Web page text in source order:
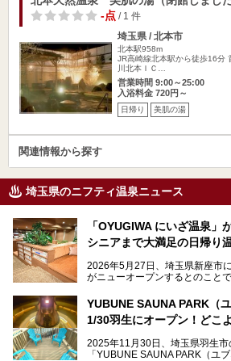
-点/ 1 件
埼玉県 / 北本市
北本駅958m
JR高崎線北本駅から徒歩16分
川北本ＩＣ…
営業時間 9:00～25:00
入浴料金 720円～
日帰り 美肌の湯
関連情報から探す
埼玉県のニフティ温泉ニュース
「OYUGIWA にいざ温泉」
シニアまで大満足の日帰り
2026年5月27日、埼玉県新座市
がニューオープンするとのこと
メインとなる黒湯の天然温泉や
種類のリラックスルームやお食
てきました！
YUBUNE SAUNA PARK（
1/30羽生にオープン！どこ
2025年11月30日、埼玉県羽生
「YUBUNE SAUNA PARK（ユ